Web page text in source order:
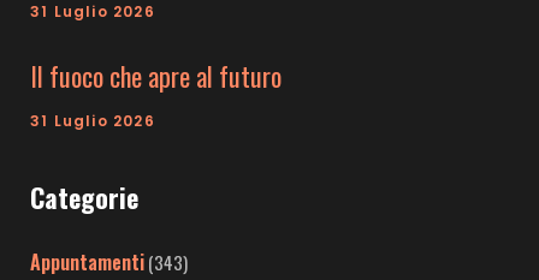
31 Luglio 2026
Il fuoco che apre al futuro
31 Luglio 2026
Categorie
Appuntamenti(343)